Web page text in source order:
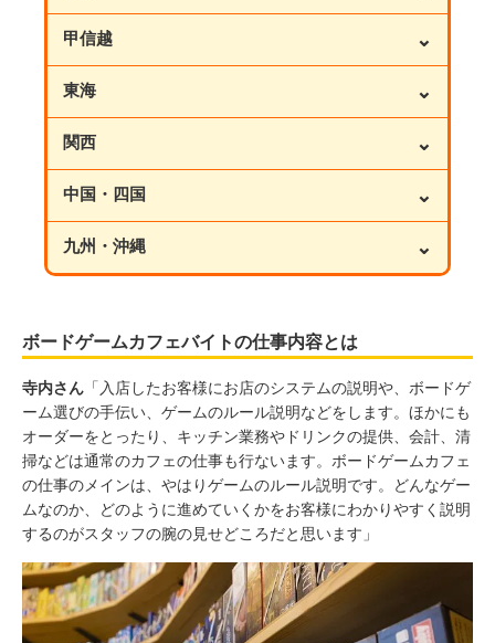
甲信越 ⌄
東海 ⌄
関西 ⌄
中国・四国 ⌄
九州・沖縄 ⌄
ボードゲームカフェバイトの仕事内容とは
寺内さん 「入店したお客様にお店のシステムの説明や、ボードゲ
ーム選びの手伝い、ゲームのルール説明などをします。ほかにも
オーダーをとったり、キッチン業務やドリンクの提供、会計、清
掃などは通常のカフェの仕事も行ないます。ボードゲームカフェ
の仕事のメインは、やはりゲームのルール説明です。どんなゲー
ムなのか、どのように進めていくかをお客様にわかりやすく説明
するのがスタッフの腕の見せどころだと思います」